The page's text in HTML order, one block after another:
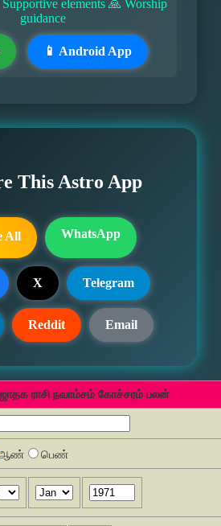
elements 🙏 Worship
guidance
📱 Android App
This Astro App
All WhatsApp
X Telegram
Reddit Email
ஜாதக ராசி நவாம்சம் கோச்சரம் பலன்
பெண்